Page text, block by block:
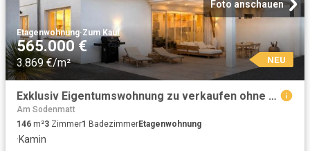
Foto anschauen
Etagenwohnung·Zum Kauf
565.000 €
3.869 €/m² NEU
Exklusiv Eigentumswohnung zu verkaufen ohne Makler
Am Sodenmatt
146 m²3 Zimmer1 BadezimmerEtagenwohnung
·Kamin